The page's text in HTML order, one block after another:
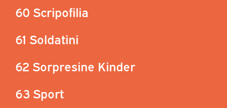
60 Scripofilia
61 Soldatini
62 Sorpresine Kinder
63 Sport